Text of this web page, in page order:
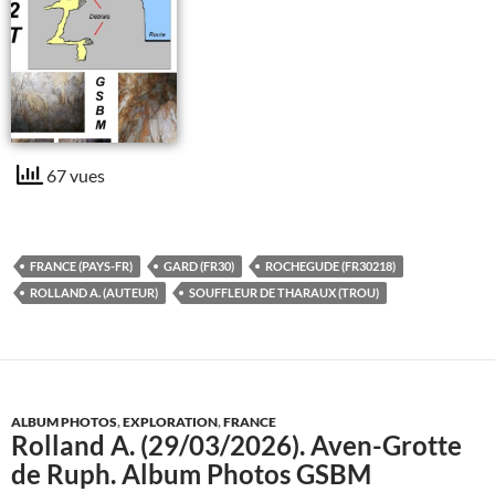
67 vues
FRANCE (PAYS-FR) GARD (FR30)
ROCHEGUDE (FR30218)
ROLLAND A. (AUTEUR)
SOUFFLEUR DE THARAUX (TROU)
ALBUM PHOTOS,EXPLORATION,FRANCE
Rolland A. (29/03/2026). Aven-Grotte
de Ruph. Album Photos GSBM